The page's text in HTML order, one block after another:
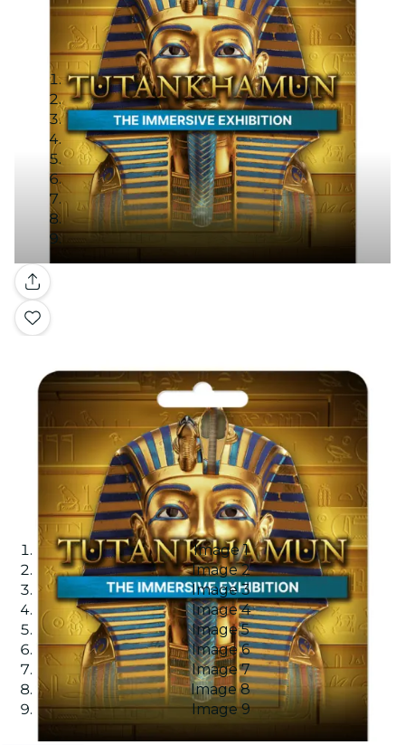
Galería
Image 1
Image 2
Image 3
Image 4
Image 5
Image 6
Image 7
Image 8
Image 9